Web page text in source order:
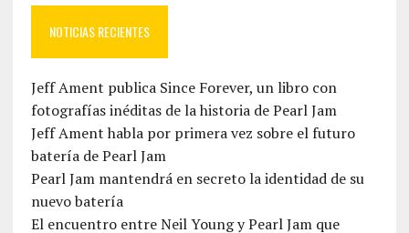
NOTICIAS RECIENTES
Jeff Ament publica Since Forever, un libro con
fotografías inéditas de la historia de Pearl Jam
Jeff Ament habla por primera vez sobre el futuro
batería de Pearl Jam
Pearl Jam mantendrá en secreto la identidad de su
nuevo batería
El encuentro entre Neil Young y Pearl Jam que